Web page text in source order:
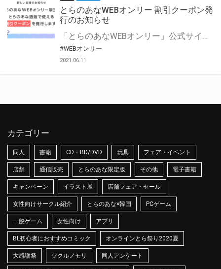
とらのあなWEBオンリー 割引クーポン発
行のお知らせ
「とらのあなWEBオンリー」公式サイトでとらのあな通販の「割引クーポン」を配布中！ イベントごとに開催当日限定で使える割引クーポンのシリアルコードを発行します。 とらのあなWEBオンリーのページをチェックして、イベント当日にお得にお買い物を楽しみましょう♪ ※本キャンペーンは予告なく終了する場合がございます。 とらのあなWEBオンリーサイトはこちら
#WEBオンリー
2021.06.11
カテゴリー
同人 書籍 CD・BD/DVD 玩具 フェア・イベント
店舗 通信販売 とらのあな限定版 その他 電子書籍
キャンペーン イラスト展 店舗フェア・セール
女性向けサークル紹介 とらのあな×韓国 PCゲーム
一般ゲーム 女性向け アプリ
BL初心者におすすめコミック オンラインとら祭り2020夏
大感謝祭 ツクルノモリ 同人アンケート